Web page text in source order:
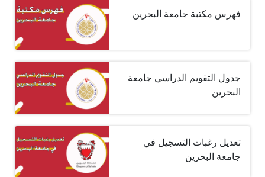
فهرس مكتبة جامعة البحرين
جدول التقويم الدراسي جامعة
البحرين
تعديل رغبات التسجيل في
جامعة البحرين